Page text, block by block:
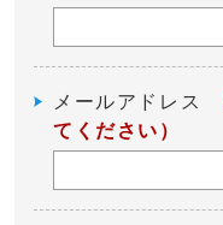
メールアドレス
てください）